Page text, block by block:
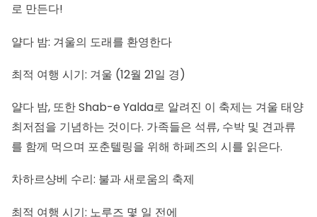
로 만든다!
얄다 밤: 겨울의 도래를 환영한다
최적 여행 시기: 겨울 (12월 21일 경)
얄다 밤, 또한 Shab-e Yalda로 알려진 이 축제는 겨울 태양
최저점을 기념하는 것이다. 가족들은 석류, 수박 및 견과류
를 함께 먹으며 포춘텔링을 위해 하페즈의 시를 읽은다.
차하르샹베 수리: 불과 새로움의 축제
최적 여행 시기: 노루즈 몇 일 전에